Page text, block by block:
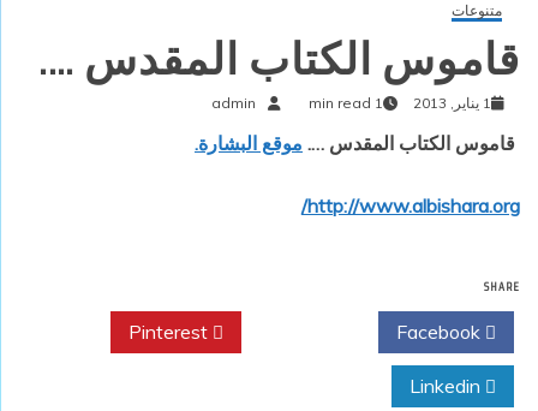
متنوعات
قاموس الكتاب المقدس ….
1 يناير, 2013 1 min read
admin
قاموس الكتاب المقدس …. موقع البشارة.
http://www.albishara.org/
SHARE